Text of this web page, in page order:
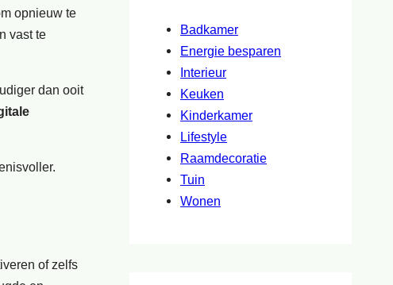
opnieuw te
vast te
dan ooit
of zelfs
Badkamer
Energie besparen
Interieur
Keuken
Kinderkamer
Lifestyle
Raamdecoratie
Tuin
Wonen